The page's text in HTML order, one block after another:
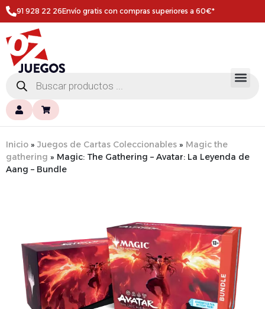
91 928 22 26Envío gratis con compras superiores a 60€*
Inicio » Juegos de Cartas Coleccionables » Magic the
gathering » Magic: The Gathering – Avatar: La Leyenda de
Aang – Bundle